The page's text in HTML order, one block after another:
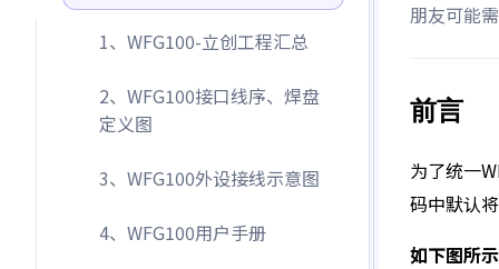
1、WFG100-立创工程汇总
2、WFG100接口线序、焊盘
定义图
3、WFG100外设接线示意图
4、WFG100用户手册
朋友可能
前言
为了统一
码中默认
如下图所